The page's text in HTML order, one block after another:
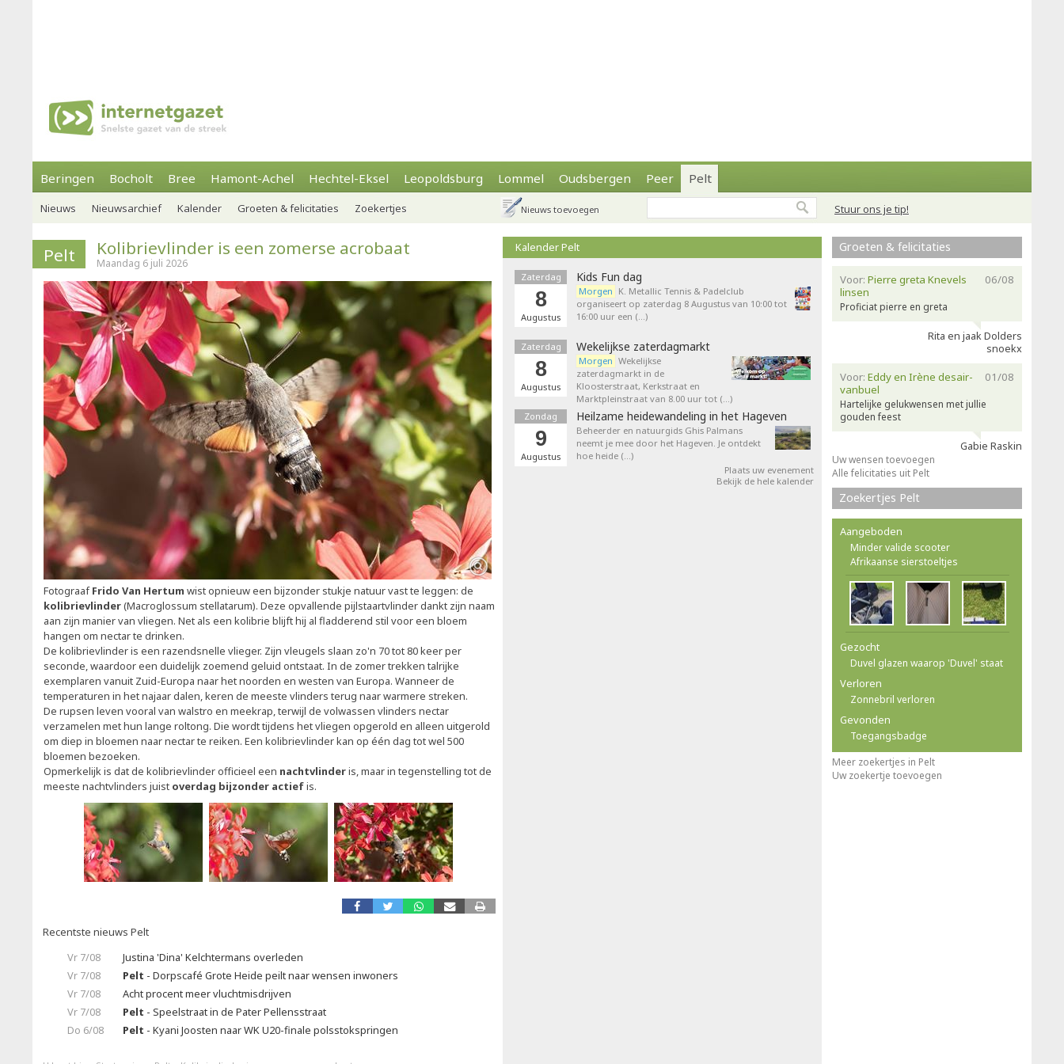
Beringen Bocholt Bree Hamont-Achel Hechtel-Eksel Leopoldsburg Lommel Oudsbergen Peer Pelt
Stuur ons je tip!
Nieuws Nieuwsarchief Kalender Groeten & felicitaties Zoekertjes Nieuws toevoegen
Pelt Kolibrievlinder is een zomerse acrobaat
Maandag 6 juli 2026
FotograafFrido Van Hertum wist opnieuw een bijzonder stukje natuur vast te leggen: de
kolibrievlinder(Macroglossum stellatarum). Deze opvallende pijlstaartvlinder dankt zijn naam
aan zijn manier van vliegen. Net als een kolibrie blijft hij al fladderend stil voor een bloem
hangen om nectar te drinken.
De kolibrievlinder is een razendsnelle vlieger. Zijn vleugels slaan zo'n 70 tot 80 keer per
seconde, waardoor een duidelijk zoemend geluid ontstaat. In de zomer trekken talrijke
exemplaren vanuit Zuid-Europa naar het noorden en westen van Europa. Wanneer de
temperaturen in het najaar dalen, keren de meeste vlinders terug naar warmere streken.
De rupsen leven vooral van walstro en meekrap, terwijl de volwassen vlinders nectar
verzamelen met hun lange roltong. Die wordt tijdens het vliegen opgerold en alleen uitgerold
om diep in bloemen naar nectar te reiken. Een kolibrievlinder kan op één dag tot wel 500
bloemen bezoeken.
Opmerkelijk is dat de kolibrievlinder officieel een nachtvlinderis, maar in tegenstelling tot de
meeste nachtvlinders juist overdag bijzonder actiefis.
Recentste nieuws Pelt
Vr 7/08
Justina 'Dina' Kelchtermans overleden
Vr 7/08
Pelt - Dorpscafé Grote Heide peilt naar wensen inwoners
Vr 7/08
Acht procent meer vluchtmisdrijven
Vr 7/08
Pelt - Speelstraat in de Pater Pellensstraat
Do 6/08
Pelt - Kyani Joosten naar WK U20-finale polsstokspringen
Kalender Pelt
Zaterdag
8
Augustus
Kids Fun dag
Morgen K. Metallic Tennis & Padelclub
organiseert op zaterdag 8 Augustus van 10:00 tot
16:00 uur een (…)
Zaterdag
8
Augustus
Wekelijkse zaterdagmarkt
Morgen Wekelijkse
zaterdagmarkt in de
Kloosterstraat, Kerkstraat en
Marktpleinstraat van 8.00 uur tot (…)
Zondag
9
Augustus
Heilzame heidewandeling in het Hageven
Beheerder en natuurgids Ghis Palmans
neemt je mee door het Hageven. Je ontdekt
hoe heide (…)
Plaats uw evenement
Bekijk de hele kalender
Groeten & felicitaties
06/08
Voor: Pierre greta Knevels
linsen
Proficiat pierre en greta
Rita en jaak Dolders
snoekx
01/08
Voor: Eddy en Irène desair-
vanbuel
Hartelijke gelukwensen met jullie
gouden feest
Gabie Raskin
Uw wensen toevoegen
Alle felicitaties uit Pelt
Zoekertjes Pelt
Aangeboden
Minder valide scooter
Afrikaanse sierstoeltjes
Gezocht
Duvel glazen waarop 'Duvel' staat
Verloren
Zonnebril verloren
Gevonden
Toegangsbadge
Meer zoekertjes in Pelt
Uw zoekertje toevoegen